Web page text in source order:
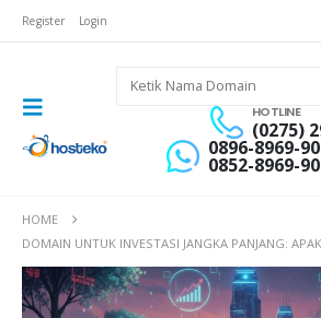
Register Login
HOTLINE
(0275)
0896-8969-
0852-8969-
HOME
DOMAIN UNTUK INVESTASI JANGKA PANJANG: